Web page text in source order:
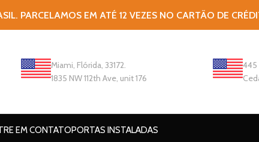
PARCELAMOS EM ATÉ 12 VEZES NO CARTÃO DE
Miami, Flórida, 33172.
1835 NW 112th Ave, unit 176
445
EM CONTATOPORTAS INSTALADAS